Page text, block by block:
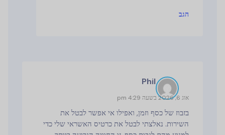
הגב
Phil
אוג 6, 2026 בשעה 4:29 pm
בזבוז של כסף וזמן, ואפילו אי אפשר לבטל את
השירות. נאלצתי לבטל את כרטיס האשראי שלי כדי